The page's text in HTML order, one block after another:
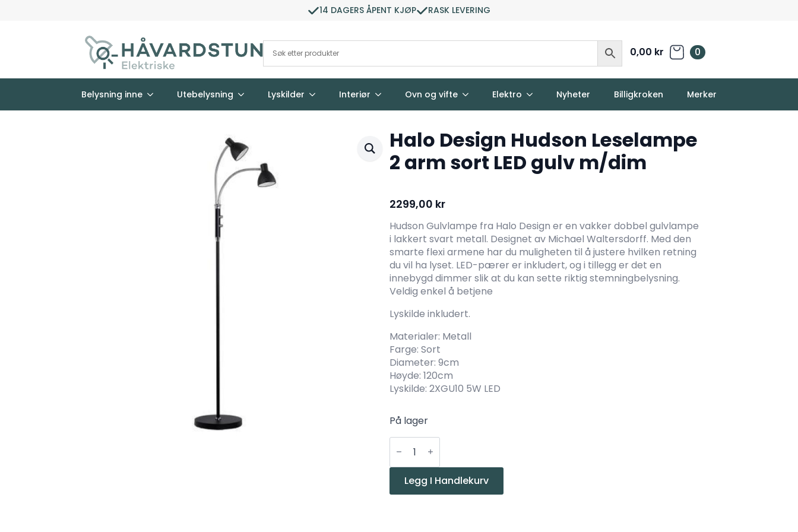
14 DAGERS ÅPENT KJØP RASK LEVERING
0,00 kr 0
Belysning inne Utebelysning Lyskilder Interiør Ovn og vifte Elektro Nyheter Billigkroken Merker
Halo Design Hudson Leselampe
2 arm sort LED gulv m/dim
2299,00 kr
Hudson Gulvlampe fra Halo Design er en vakker dobbel gulvlampe
i lakkert svart metall. Designet av Michael Waltersdorff. Med den
smarte flexi armene har du muligheten til å justere hvilken retning
du vil ha lyset. LED-pærer er inkludert, og i tillegg er det en
innebygd dimmer slik at du kan sette riktig stemningbelysning.
Veldig enkel å betjene
Lyskilde inkludert.
Materialer: Metall
Farge: Sort
Diameter: 9cm
Høyde: 120cm
Lyskilde: 2XGU10 5W LED
På lager
Halo
Design
Hudson
Leselampe
arm
sort
Legg I Handlekurv